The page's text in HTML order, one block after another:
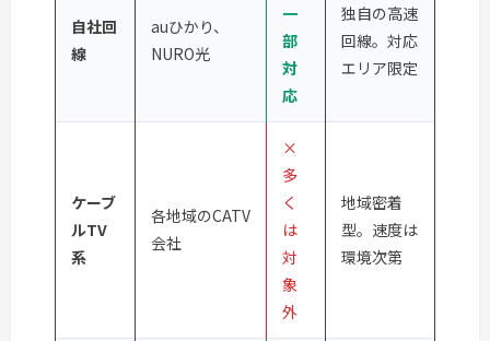
自社回
線
auひかり、
NURO光
一
部
対
応
独自の高速
回線。対応
エリア限定
ケーブ
ルTV
系
各地域のCATV
会社
×
多
く
は
対
象
外
地域密着
型。速度は
環境次第